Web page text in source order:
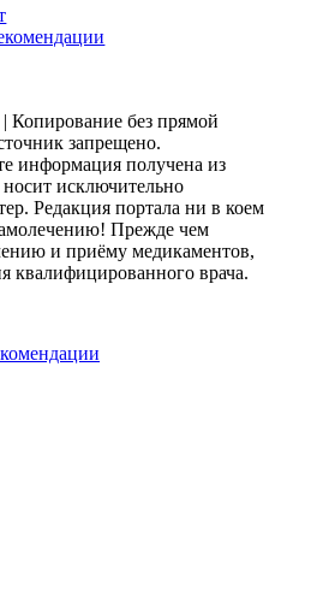
без прямой
запрещено.
информация получена из
исключительно
Редакция портала ни в коем
Прежде чем
и приёму медикаментов,
квалифицированного врача.